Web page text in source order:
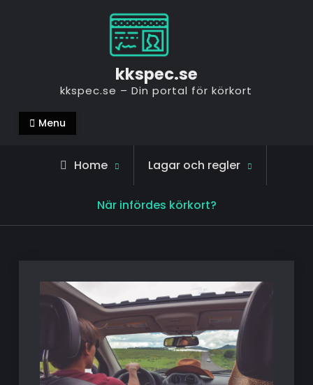
kkspec.se
kkspec.se – Din portal för körkort
Menu
Home Lagar och regler
När infördes körkort?